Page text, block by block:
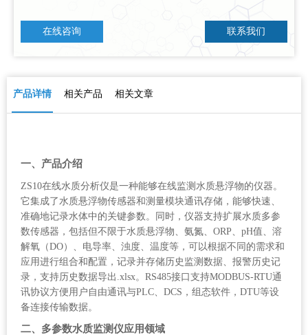
在线咨询 联系我们
产品详情 相关产品 相关文章
一、产品介绍
ZS10在线水质分析仪是一种能够在线监测水质悬浮物的仪器。
它集成了水质悬浮物传感器和测量模块通讯存储，能够快速、
准确地记录水体中的关键参数。同时，仪器支持扩展水质多参
数传感器，包括但不限于水质悬浮物、氨氮、ORP、pH值、溶
解氧（DO）、电导率、浊度、温度等，可以根据不同的需求和
应用进行组合和配置，记录并存储历史监测数据、报警历史记
录，支持历史数据导出.xlsx。RS485接口支持MODBUS-RTU通
讯协议方便用户自由通讯与PLC、DCS，组态软件，DTU等设
备连接传输数据。
二、多参数水质监测仪应用领域